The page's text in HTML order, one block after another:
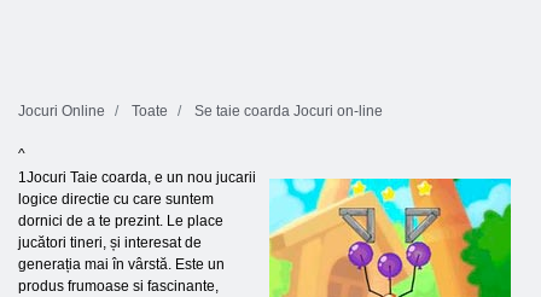
Jocuri Online Toate Se taie coarda Jocuri on-line
^
1Jocuri Taie coarda, e un nou jucarii
logice directie cu care suntem
dornici de a te prezint. Le place
jucători tineri, și interesat de
generația mai în vârstă. Este un
produs frumoase si fascinante,